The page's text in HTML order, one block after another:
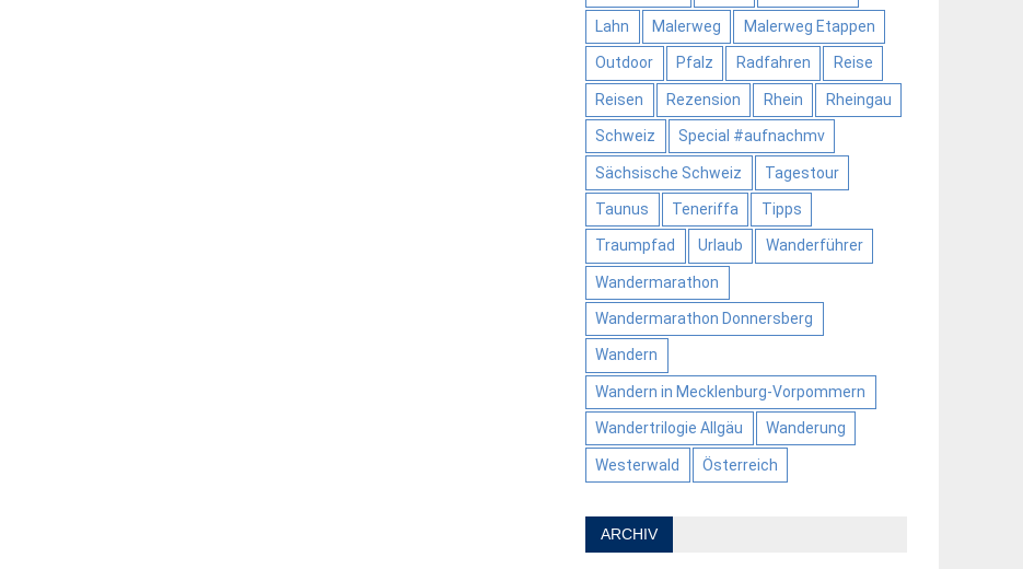
Lahn Malerweg Malerweg Etappen
Outdoor Pfalz Radfahren Reise
Reisen Rezension Rhein Rheingau
Schweiz Special #aufnachmv
Sächsische Schweiz Tagestour
Taunus Teneriffa Tipps
Traumpfad Urlaub Wanderführer
Wandermarathon
Wandermarathon Donnersberg
Wandern
Wandern in Mecklenburg-Vorpommern
Wandertrilogie Allgäu Wanderung
Westerwald Österreich
ARCHIV